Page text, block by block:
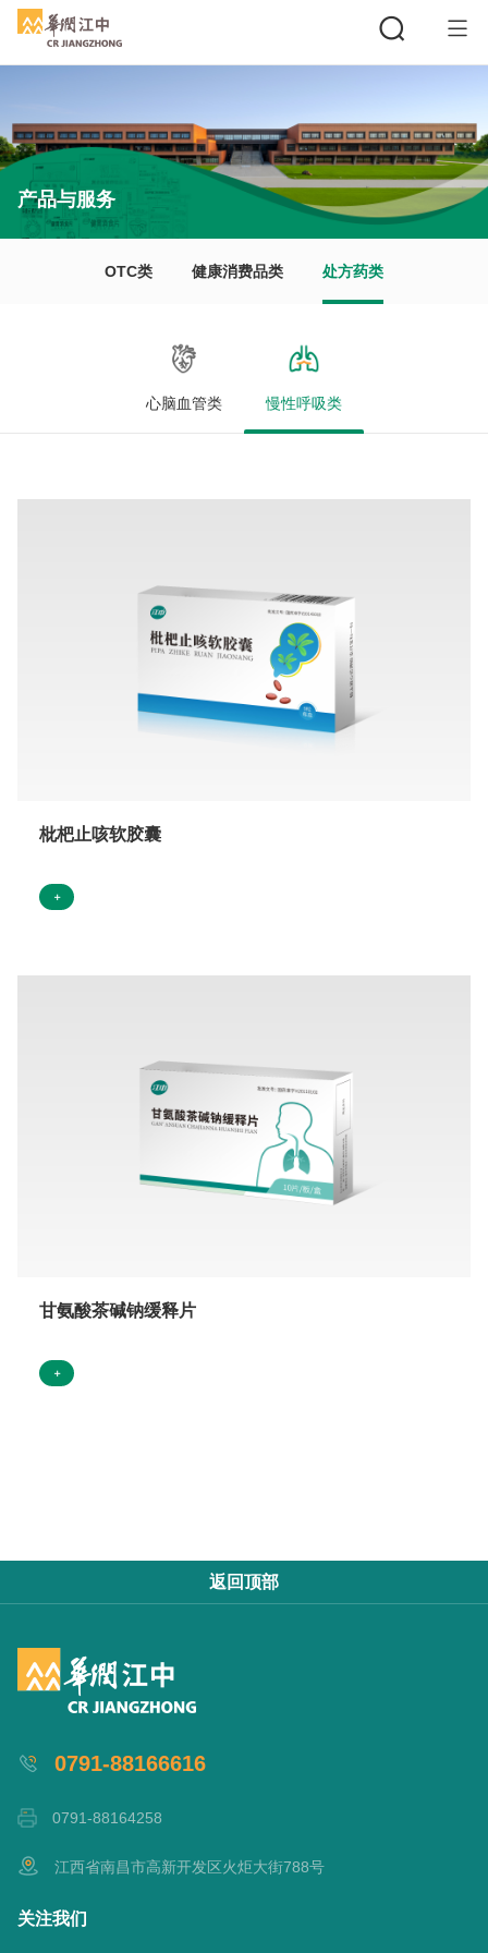
搜索
产品与服务
OTC类 健康消费品类 处方药类
心脑血管类 慢性呼吸类
枇杷止咳软胶囊
甘氨酸茶碱钠缓释片
返回顶部
0791-88166616
0791-88164258
江西省南昌市高新开发区火炬大街788号
关注我们